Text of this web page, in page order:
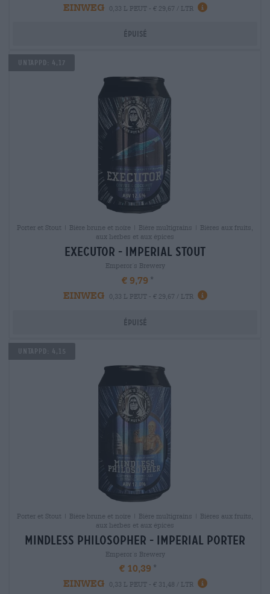
EINWEG
0,33 L PEUT - € 29,67 / LTR
Épuisé
Untappd: 4,17
Porter et Stout | Bière brune et noire | Bière multigrains | Bières aux fruits,
aux herbes et aux épices
executor - imperial stout
Emperor´s Brewery
€ 9,79
EINWEG
0,33 L PEUT - € 29,67 / LTR
Épuisé
Untappd: 4,15
Porter et Stout | Bière brune et noire | Bière multigrains | Bières aux fruits,
aux herbes et aux épices
mindless philosopher - imperial porter
Emperor´s Brewery
€ 10,39
EINWEG
0,33 L PEUT - € 31,48 / LTR